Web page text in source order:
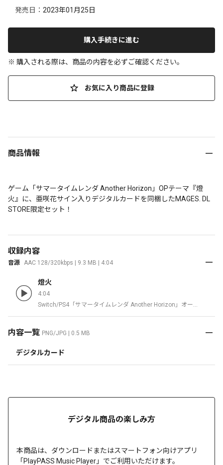
発売日： 2023年01月25日
購入手続きに進む
※ 購入される際は、商品の内容を必ずご確認ください。
お気に入り商品に登録
商品情報
ゲーム「サマータイムレンダ Another Horizon」OPテーマ『燈
火』に、亜咲花サイン入りデジタルカードを同梱したMAGES. DL
STORE限定セット！
収録内容
音源 AAC 128/320kbps | 9.3 MB | 4:04
燈火
4:04
Switch/PS4「サマータイムレンダ Another Horizon」オープ
内容一覧 PNG/JPG | 0.5 MB
デジタルカード
デジタル商品の楽しみ方
本商品は、 ダウンロードまたはスマートフォン向けアプリ
「PlayPASS Music Player」でご利用いただけます。